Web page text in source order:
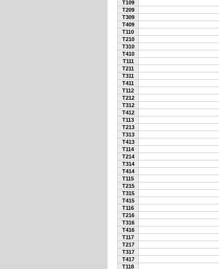
T109
T209
T309
T409
T110
T210
T310
T410
T111
T211
T311
T411
T112
T212
T312
T412
T113
T213
T313
T413
T114
T214
T314
T414
T115
T215
T315
T415
T116
T216
T316
T416
T117
T217
T317
T417
T118